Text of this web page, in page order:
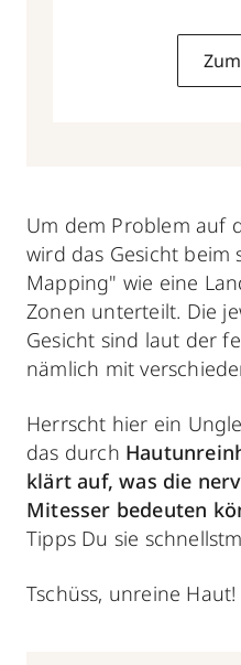
Um dem Problem auf
wird das Gesicht beim
Mapping" wie eine
Zonen unterteilt. Die
Gesicht sind laut der
nämlich mit
Herrscht hier ein
das durch
klärt auf, was die
Mitesser bedeuten
Tipps Du sie
Tschüss, unreine Haut!